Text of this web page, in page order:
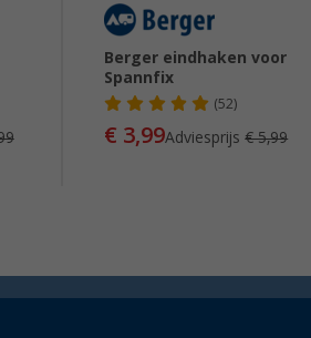
Berger eindhaken voor
Spannfix
(52)
€ 3,99Adviesprijs€ 5,99